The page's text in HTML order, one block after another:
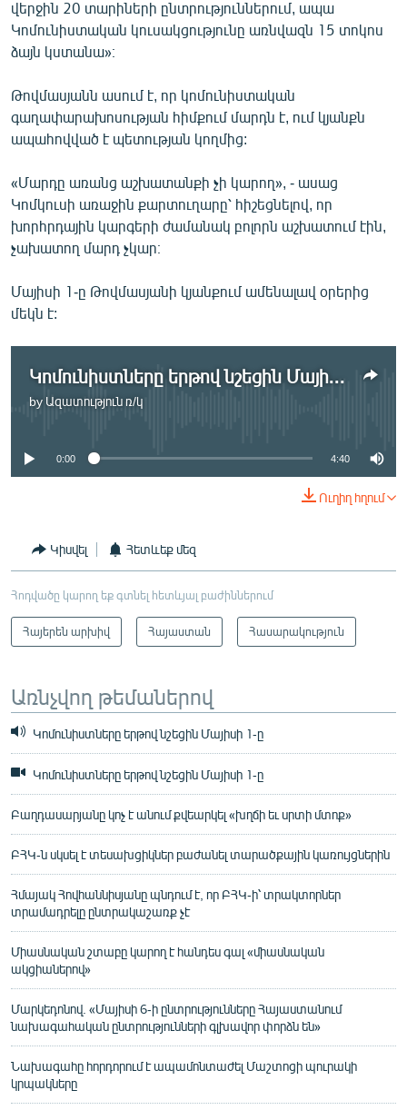
վերջին 20 տարիների ընտրություններում, ապա
Կոմունիստական կուսակցությունը առնվազն 15 տոկոս
ձայն կստանա»։
Թովմասյանն ասում է, որ կոմունիստական
գաղափարախոսության հիմքում մարդն է, ում կյանքն
ապահովված է պետության կողմից:
«Մարդը առանց աշխատանքի չի կարող», - ասաց
Կոմկուսի առաջին քարտուղարը՝ հիշեցնելով, որ
խորհրդային կարգերի ժամանակ բոլորն աշխատում էին,
չախատող մարդ չկար։
Մայիսի 1-ը Թովմասյանի կյանքում ամենալավ օրերից
մեկն է:
Կոմունիստները երթով նշեցին Մայիսի 1-ը
by Ազատություն ռ/կ
No media source currently available
0:00 4:40
Ուղիղ հղում
Կիսվել Հետևեք մեզ
Հոդվածը կարող եք գտնել հետևյալ բաժիններում
Հայերեն արխիվ Հայաստան Հասարակություն
Առնչվող թեմաներով
Կոմունիստները երթով նշեցին Մայիսի 1-ը
Կոմունիստները երթով նշեցին Մայիսի 1-ը
Բաղդասարյանը կոչ է անում քվեարկել «խղճի եւ սրտի մտոք»
ԲՀԿ-ն սկսել է տեսախցիկներ բաժանել տարածքային կառույցներին
Հմայակ Հովհաննիսյանը պնդում է, որ ԲՀԿ-ի՝ տրակտորներ
տրամադրելը ընտրակաշառք չէ
Միասնական շտաբը կարող է հանդես գալ «միասնական
ակցիաներով»
Մարկեդոնով. «Մայիսի 6-ի ընտրությունները Հայաստանում
նախագահական ընտրությունների գլխավոր փորձն են»
Նախագահը հորդորում է ապամոնտաժել Մաշտոցի պուրակի
կրպակները